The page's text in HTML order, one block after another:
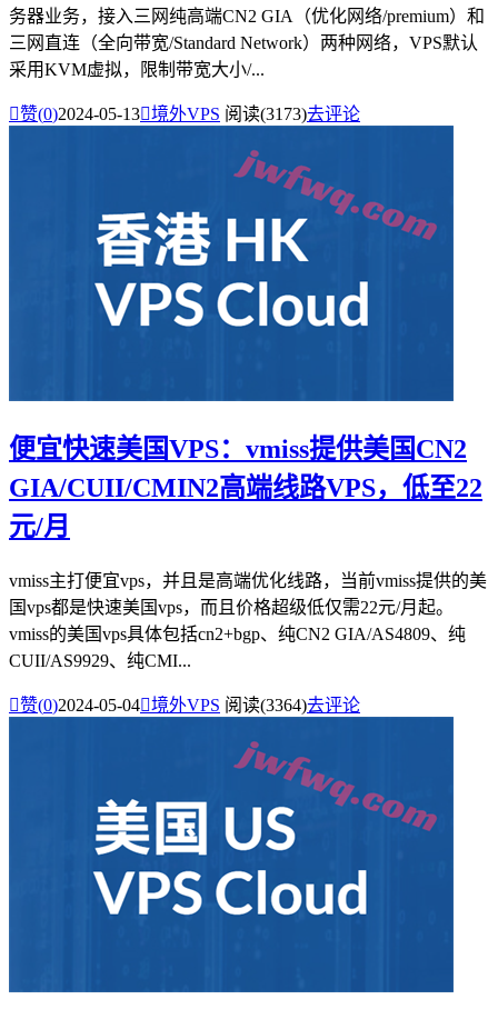
务器业务，接入三网纯高端CN2 GIA（优化网络/premium）和
三网直连（全向带宽/Standard Network）两种网络，VPS默认
采用KVM虚拟，限制带宽大小/...
赞(0)2024-05-13境外VPS 阅读(3173)去评论
便宜快速美国VPS：vmiss提供美国CN2
GIA/CUII/CMIN2高端线路VPS，低至22
元/月
vmiss主打便宜vps，并且是高端优化线路，当前vmiss提供的美
国vps都是快速美国vps，而且价格超级低仅需22元/月起。
vmiss的美国vps具体包括cn2+bgp、纯CN2 GIA/AS4809、纯
CUII/AS9929、纯CMI...
赞(0)2024-05-04境外VPS 阅读(3364)去评论